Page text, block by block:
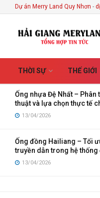
MỚI NHẤT XU HƯỚNG
Every Handmade
03/08/2026
Ống điện Vega – Giải
01/07/2026
Ống nhựa Đệ Nhất – Phân
thuật và lựa chọn thực tế
13/04/2026
Ống đồng Hailiang – Tối
truyền dẫn trong hệ thống
13/04/2026
Dự án Merry Land Quy Nhơn -
THỜI SỰ THẾ GIỚI